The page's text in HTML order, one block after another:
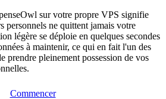
sur votre propre VPS signifie
personnels ne quittent jamais votre
légère se déploie en quelques secondes
à maintenir, ce qui en fait l'un des
prendre pleinement possession de vos
Commencer